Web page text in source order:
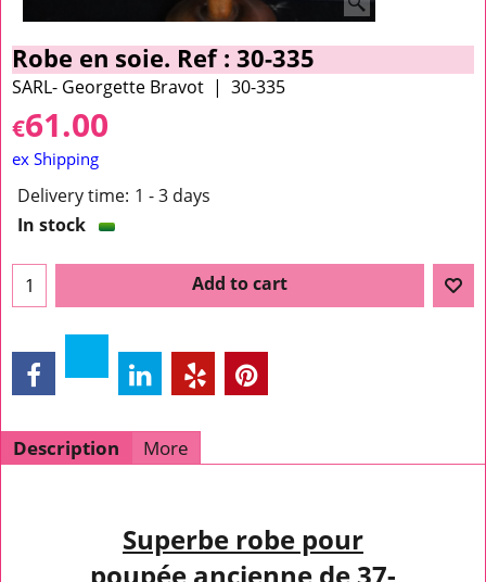
Robe en soie. Ref : 30-335
SARL- Georgette Bravot 30-335
€61.00
ex Shipping
Delivery time: 1 - 3 days
In stock
Add to cart
Description More
Superbe robe pour
poupée ancienne de 37-